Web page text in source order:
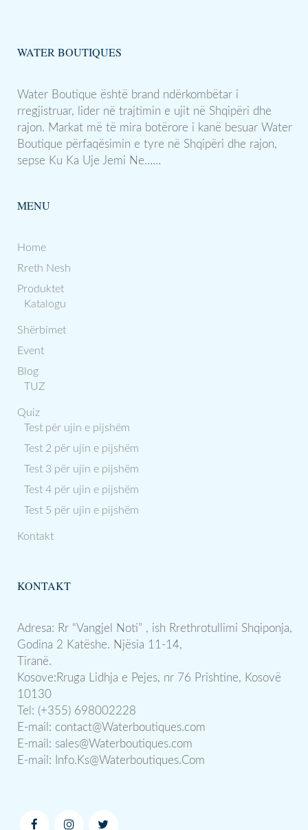
WATER BOUTIQUES
Water Boutique është brand ndërkombëtar i
rregjistruar, lider në trajtimin e ujit në Shqipëri dhe
rajon. Markat më të mira botërore i kanë besuar Water
Boutique përfaqësimin e tyre në Shqipëri dhe rajon,
sepse Ku Ka Uje Jemi Ne……
MENU
Home
Rreth Nesh
Produktet
Katalogu
Shërbimet
Event
Blog
TUZ
Quiz
Test për ujin e pijshëm
Test 2 për ujin e pijshëm
Test 3 për ujin e pijshëm
Test 4 për ujin e pijshëm
Test 5 për ujin e pijshëm
Kontakt
KONTAKT
Adresa: Rr “Vangjel Noti” , ish Rrethrotullimi Shqiponja,
Godina 2 Katëshe. Njësia 11-14,
Tiranë.
Kosove:Rruga Lidhja e Pejes, nr 76 Prishtine, Kosovë
10130
Tel: (+355) 698002228
E-mail: contact@Waterboutiques.com
E-mail: sales@Waterboutiques.com
E-mail:
Info.Ks@Waterboutiques.Com